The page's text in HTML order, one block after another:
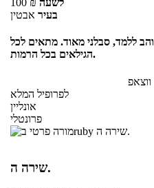
100 ₪ לשעה
בעיר אבטין
ללמד, סבלני מאוד. מתאים לכל
הגילאים בכל הרמות.
לפרופיל המלא
אונליין
פרונטלי
שירה ה.